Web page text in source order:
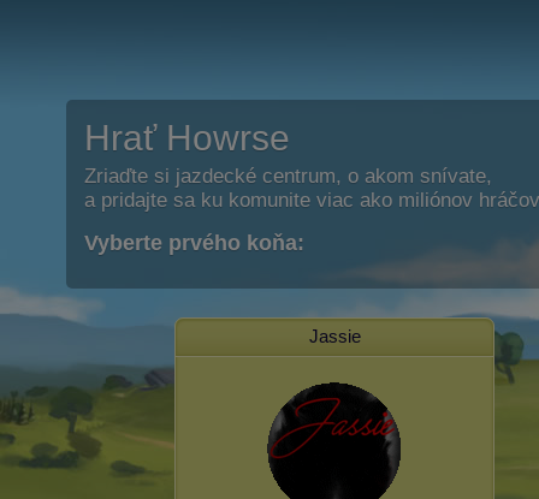
Hrať Howrse
Zriaďte si jazdecké centrum, o akom snívate,
a pridajte sa ku komunite viac ako miliónov
Vyberte prvého koňa:
Jassie